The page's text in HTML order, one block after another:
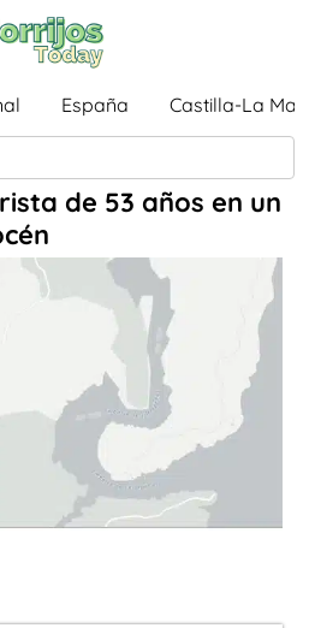
España Castilla-La
de 53 años en un